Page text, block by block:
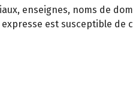
enseignes, noms de
est susceptible